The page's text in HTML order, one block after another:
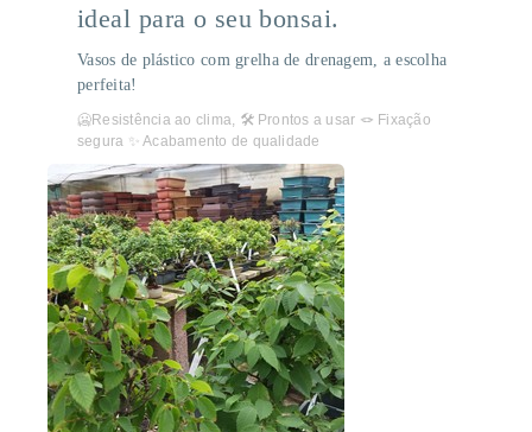
ideal para o seu bonsai.
Vasos de plástico com grelha de drenagem, a escolha
perfeita!
🥶Resistência ao clima, 🛠️ Prontos a usar 🪢 Fixação
segura ✨ Acabamento de qualidade